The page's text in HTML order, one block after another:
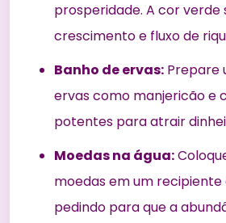
prosperidade. A cor verde
crescimento e fluxo de
Banho de ervas: Prepare
ervas como manjericão e
potentes para atrair
Moedas na água:
moedas em um recipiente
pedindo para que a